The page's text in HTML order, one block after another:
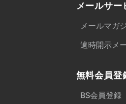
メールサー
メールマガ
適時開示メ
無料会員登
BS会員登録